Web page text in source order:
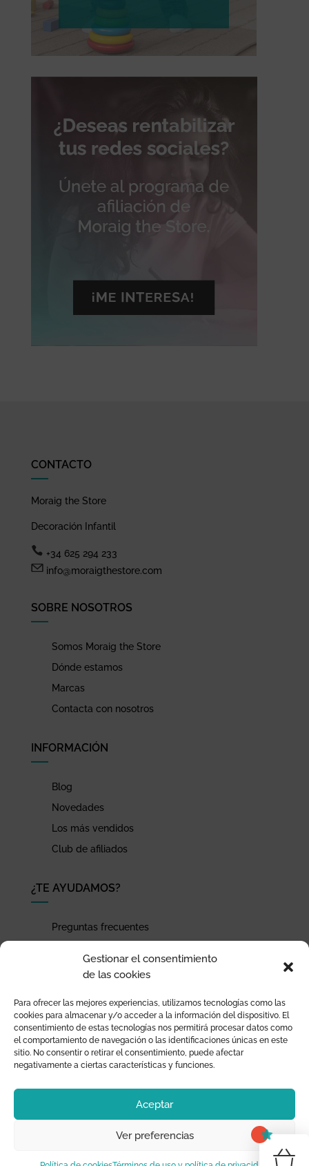
Gestionar el consentimiento
de las cookies
Para ofrecer las mejores experiencias, utilizamos tecnologías como las
cookies para almacenar y/o acceder a la información del dispositivo. El
consentimiento de estas tecnologías nos permitirá procesar datos como
el comportamiento de navegación o las identificaciones únicas en este
sitio. No consentir o retirar el consentimiento, puede afectar
negativamente a ciertas características y funciones.
Aceptar
Ver preferencias
CONTACTO
Moraig the Store
Decoración Infantil
+34 625 294 233
info@moraigthestore.com
SOBRE NOSOTROS
Somos Moraig the Store
Dónde estamos
Marcas
Contacta con nosotros
INFORMACIÓN
Blog
Novedades
Los más vendidos
Club de afiliados
¿TE AYUDAMOS?
Preguntas frecuentes
Pago seguro
Devoluciones y garantía